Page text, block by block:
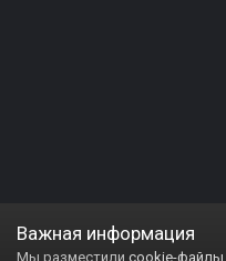
Важная информация
Мы разместили cookie-файлы